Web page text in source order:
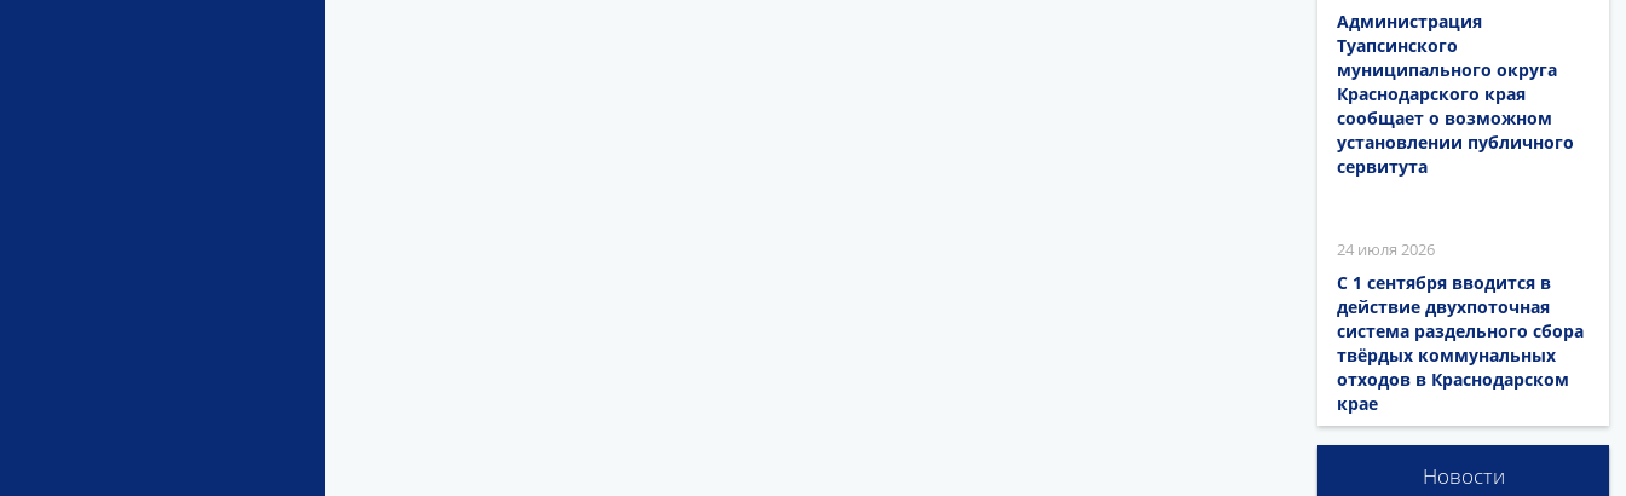
Администрация
Туапсинского
муниципального округа
Краснодарского края
сообщает о возможном
установлении публичного
сервитута
24 июля 2026
С 1 сентября вводится в
действие двухпоточная
система раздельного сбора
твёрдых коммунальных
отходов в Краснодарском
крае
Новости